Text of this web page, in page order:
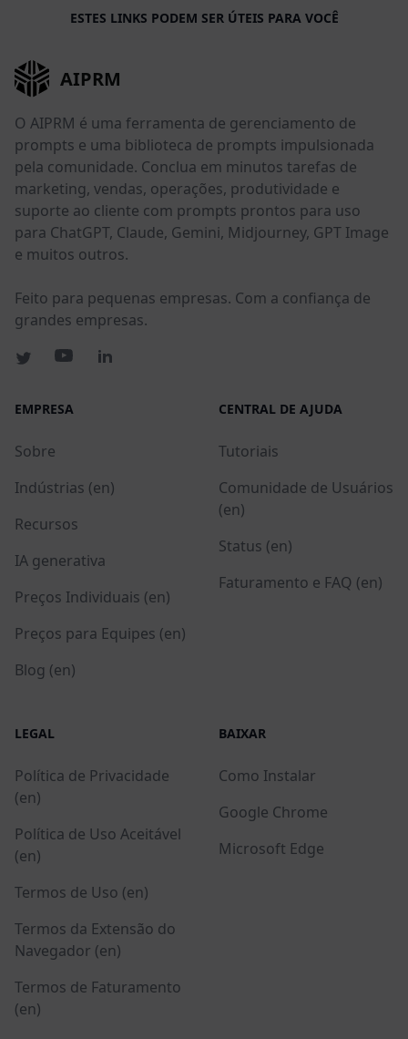
ESTES LINKS PODEM SER ÚTEIS PARA VOCÊ
AIPRM
O AIPRM é uma ferramenta de gerenciamento de
prompts e uma biblioteca de prompts impulsionada
pela comunidade. Conclua em minutos tarefas de
marketing, vendas, operações, produtividade e
suporte ao cliente com prompts prontos para uso
para ChatGPT, Claude, Gemini, Midjourney, GPT Image
e muitos outros.
Feito para pequenas empresas. Com a confiança de
grandes empresas.
EMPRESA
Sobre
Indústrias (en)
Recursos
IA generativa
Preços Individuais (en)
Preços para Equipes (en)
Blog (en)
CENTRAL DE AJUDA
Tutoriais
Comunidade de Usuários
(en)
Status (en)
Faturamento e FAQ (en)
LEGAL
Política de Privacidade
(en)
Política de Uso Aceitável
(en)
Termos de Uso (en)
Termos da Extensão do
Navegador (en)
Termos de Faturamento
(en)
BAIXAR
Como Instalar
Google Chrome
Microsoft Edge